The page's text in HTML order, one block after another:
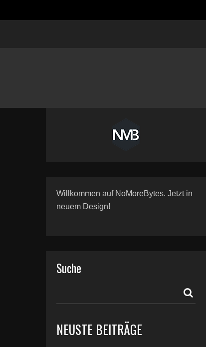
Willkommen auf NoMoreBytes. Jetzt in
neuem Design!
Suche
NEUSTE BEITRÄGE